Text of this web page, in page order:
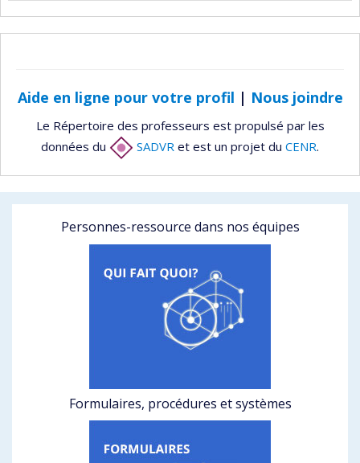
Aide en ligne pour votre profil | Nous joindre
Le Répertoire des professeurs est propulsé par les
données du
SADVR et est un projet du CENR.
Personnes-ressource dans nos équipes
Formulaires, procédures et systèmes